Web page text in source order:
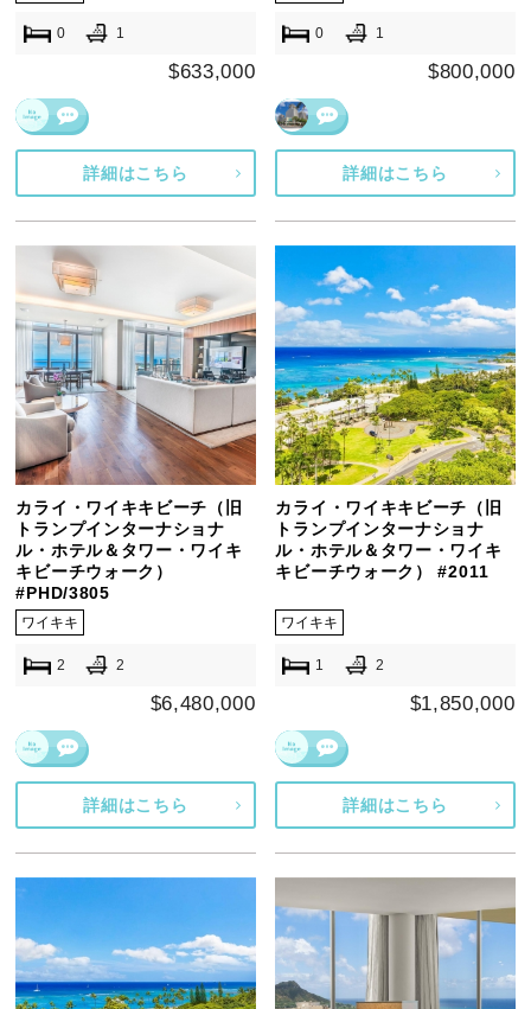
0 1
$633,000
詳細はこちら
0 1
$800,000
詳細はこちら
カライ・ワイキキビーチ（旧
トランプインターナショナ
ル・ホテル＆タワー・ワイキ
キビーチウォーク）
#PHD/3805
ワイキキ
2 2
$6,480,000
詳細はこちら
カライ・ワイキキビーチ（旧
トランプインターナショナ
ル・ホテル＆タワー・ワイキ
キビーチウォーク） #2011
ワイキキ
1 2
$1,850,000
詳細はこちら